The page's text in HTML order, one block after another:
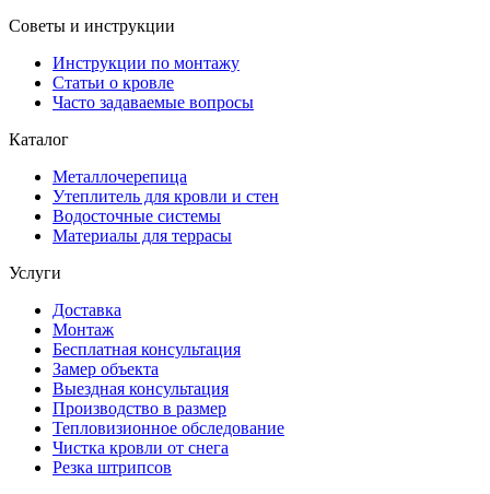
Советы и инструкции
Инструкции по монтажу
Статьи о кровле
Часто задаваемые вопросы
Каталог
Металлочерепица
Утеплитель для кровли и стен
Водосточные системы
Материалы для террасы
Услуги
Доставка
Монтаж
Бесплатная консультация
Замер объекта
Выездная консультация
Производство в размер
Тепловизионное обследование
Чистка кровли от снега
Резка штрипсов